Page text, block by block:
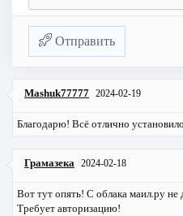
Отправить
Mashuk77777 2024-02-19
Благодарю! Всё отлично
Грамазека 2024-02-18
Вот тут опять! С облака маил.ру не
Требует авторизацию!